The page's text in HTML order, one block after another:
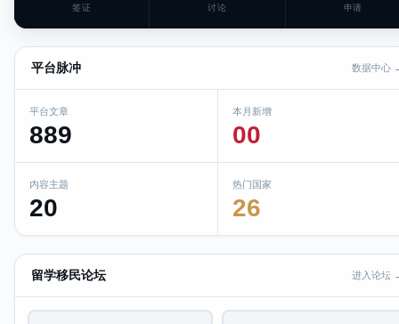
签证 讨论 申请
平台脉冲 数据中心
平台文章
889
本月新增
00
内容主题
20
热门国家
26
留学移民论坛 进入论坛